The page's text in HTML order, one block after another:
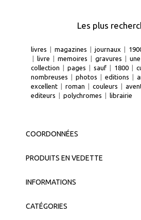
Les plus
livres magazines journaux
livre memoires gravures une
collection
pages sauf 1800
nombreuses
photos editions
excellent
roman couleurs
editeurs
polychromes librairie
COORDONNÉES
PRODUITS EN VEDETTE
INFORMATIONS
CATÉGORIES